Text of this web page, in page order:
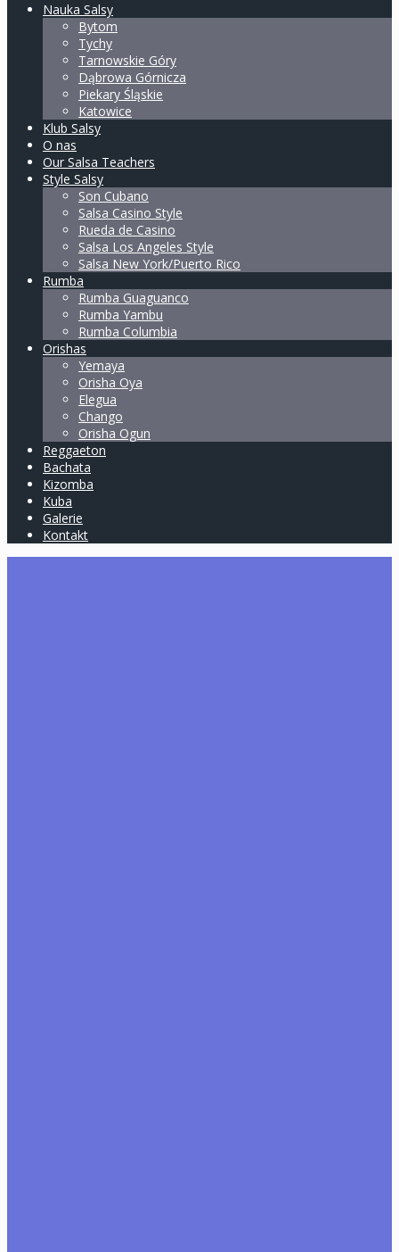
Nauka Salsy
Bytom
Tychy
Tarnowskie Góry
Dąbrowa Górnicza
Piekary Śląskie
Katowice
Klub Salsy
O nas
Our Salsa Teachers
Style Salsy
Son Cubano
Salsa Casino Style
Rueda de Casino
Salsa Los Angeles Style
Salsa New York/Puerto Rico
Rumba
Rumba Guaguanco
Rumba Yambu
Rumba Columbia
Orishas
Yemaya
Orisha Oya
Elegua
Chango
Orisha Ogun
Reggaeton
Bachata
Kizomba
Kuba
Galerie
Kontakt